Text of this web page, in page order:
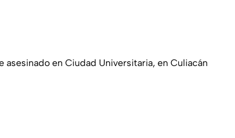
en Ciudad Universitaria, en Culiacán